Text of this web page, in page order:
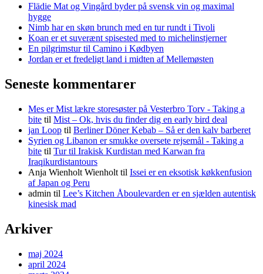
Flädie Mat og Vingård byder på svensk vin og maximal
hygge
Nimb har en skøn brunch med en tur rundt i Tivoli
Koan er et suverænt spisested med to michelinstjerner
En pilgrimstur til Camino i Kødbyen
Jordan er et fredeligt land i midten af Mellemøsten
Seneste kommentarer
Mes er Mist lækre storesøster på Vesterbro Torv - Taking a
bite til Mist – Ok, hvis du finder dig en early bird deal
jan Loop til Berliner Döner Kebab – Så er den kalv barberet
Syrien og Libanon er smukke oversete rejsemål - Taking a
bite til Tur til Irakisk Kurdistan med Karwan fra
Iraqikurdistantours
Anja Wienholt Wienholt til Issei er en eksotisk køkkenfusion
af Japan og Peru
admin til Lee’s Kitchen Åboulevarden er en sjælden autentisk
kinesisk mad
Arkiver
maj 2024
april 2024